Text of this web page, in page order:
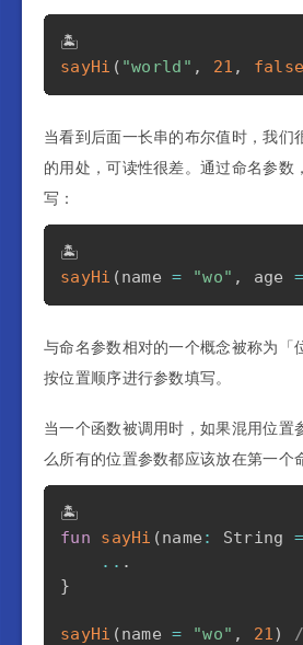
sayHi ( "world" , 21 , false
当看到后面一长串的布尔值时，我们
的用处，可读性很差。通过命名参数
写：
sayHi (name = "wo" , age =
与命名参数相对的一个概念被称为「
按位置顺序进行参数填写。
当一个函数被调用时，如果混用位置
么所有的位置参数都应该放在第一个
fun
sayHi (name : String =
.. .
}
sayHi (name = "wo" , 21)